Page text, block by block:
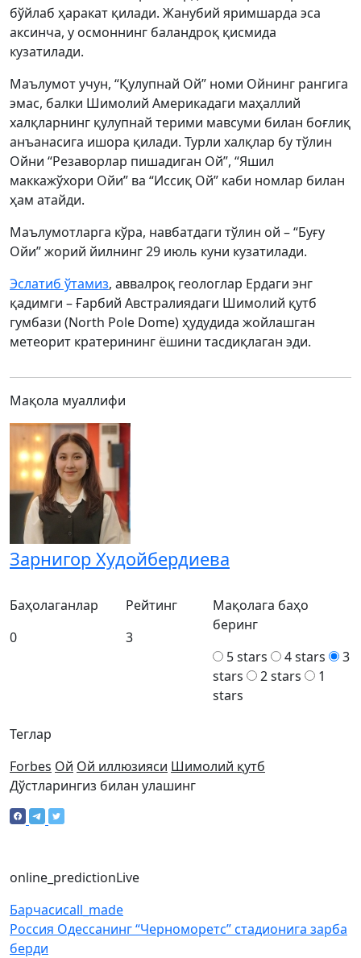
бўйлаб ҳаракат қилади. Жанубий яримшарда эса
аксинча, у осмоннинг баландроқ қисмида
кузатилади.
Маълумот учун, “Қулупнай Ой” номи Ойнинг рангига
эмас, балки Шимолий Америкадаги маҳаллий
халқларнинг қулупнай терими мавсуми билан боғлиқ
анъанасига ишора қилади. Турли халқлар бу тўлин
Ойни “Резаворлар пишадиган Ой”, “Яшил
маккажўхори Ойи” ва “Иссиқ Ой” каби номлар билан
ҳам атайди.
Маълумотларга кўра, навбатдаги тўлин ой – “Буғу
Ойи” жорий йилнинг 29 июль куни кузатилади.
Эслатиб ўтамиз, аввалроқ геологлар Ердаги энг
қадимги – Ғарбий Австралиядаги Шимолий қутб
гумбази (North Pole Dome) ҳудудида жойлашган
метеорит кратерининг ёшини тасдиқлаган эди.
Мақола муаллифи
Зарнигор Худойбердиева
Теглар
Forbes Ой Ой иллюзияси Шимолий қутб
Баҳолаганлар
0
Рейтинг
3
Мақолага баҳо
беринг
5 stars
4 stars
3
stars
2 stars
1
stars
Дўстларингиз билан улашинг
online_predictionLive
Барчасиcall_made
Россия Одессанинг “Черноморетс” стадионига зарба
берди